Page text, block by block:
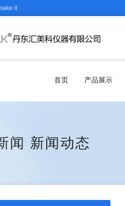
it
首页 产品展示
闻 新闻动态